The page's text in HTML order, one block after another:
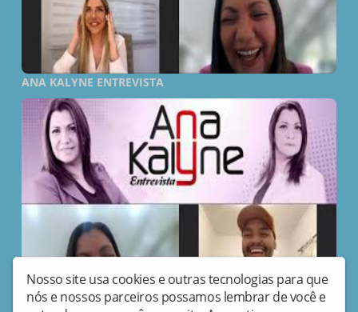
ANA KALYNE ENTREVISTA
Nosso site usa cookies e outras tecnologias para que
nós e nossos parceiros possamos lembrar de você e